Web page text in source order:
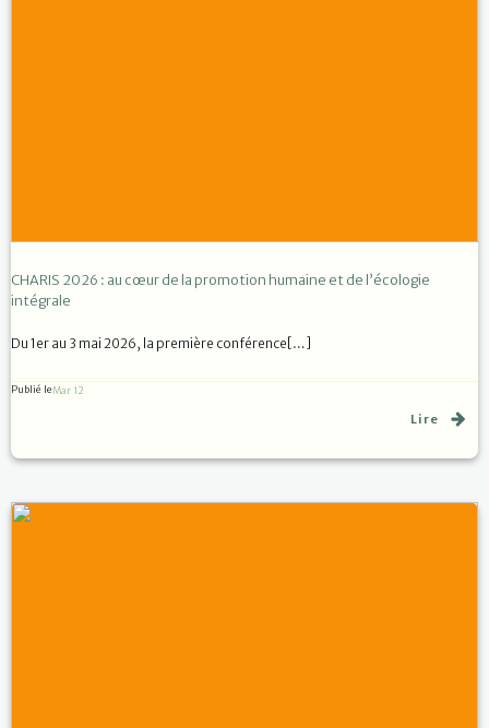
CHARIS 2026 : au cœur de la promotion humaine et de l’écologie
intégrale
Du 1er au 3 mai 2026, la première conférence[…]
Publié leMar 12
Lire